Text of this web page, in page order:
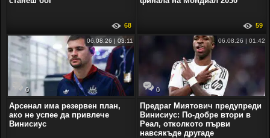
68 59
0
06.08.26 | 03:11
Арсенал има резервен план,
ако не успее да привлече
Винисиус
0
06.08.26 | 01:42
Предраг Миятович предупреди
Винисиус: По-добре втори в
Реал, отколкото първи
навсякъде другаде